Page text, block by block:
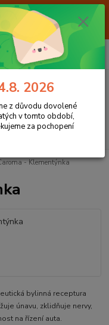
ZAVŘENO. Expedice
v týdnu po 17.8.2026
Hledat
za0,00 Kč
- Klementýnka
bylinná receptura
únavu, zklidňuje nervy,
na řízení auta.
2026
z důvodu dovolené
v tomto období,
za pochopení